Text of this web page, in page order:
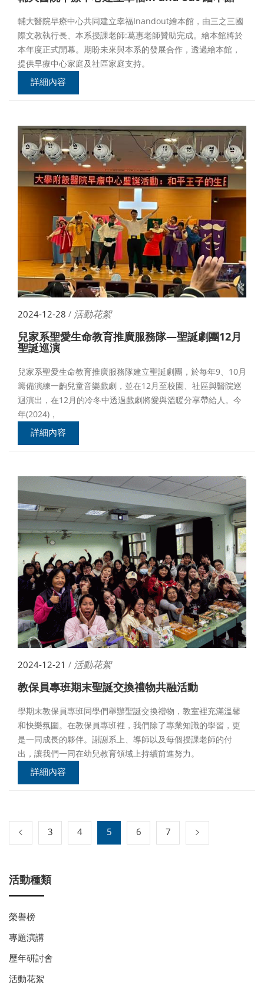
輔大醫院早療中心共同建立幸福Inandout繪本館，由三之三國
際文教執行長、本系授課老師:葛惠老師贊助完成。繪本館將於
本年度正式開幕。期盼未來與本系的發展合作，透過繪本館，
提供早療中心家庭及社區家庭支持。
詳細內容
2024-12-28 / 活動花絮
兒家系聖愛生命教育推廣服務隊—聖誕劇團12月
聖誕巡演
兒家系聖愛生命教育推廣服務隊建立聖誕劇團，於每年9、10月
籌備演練一齣兒童音樂戲劇，並在12月至校園、社區與醫院巡
迴演出，在12月的冷冬中透過戲劇將愛與溫暖分享帶給人。今
年(2024)，
詳細內容
2024-12-21 / 活動花絮
教保員專班期末聖誕交換禮物共融活動
學期末教保員專班同學們舉辦聖誕交換禮物，教室裡充滿溫馨
和快樂氛圍。在教保員專班裡，我們除了專業知識的學習，更
是一同成長的夥伴。謝謝系上、導師以及每個授課老師的付
出，讓我們一同在幼兒教育領域上持續前進努力。
詳細內容
3 4 5 6 7
活動種類
榮譽榜
專題演講
歷年研討會
活動花絮